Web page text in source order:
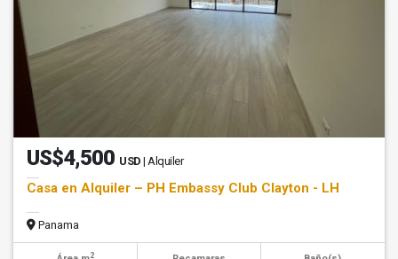
US$4,500 USD | Alquiler
Casa en Alquiler – PH Embassy Club Clayton - LH
Panama
2